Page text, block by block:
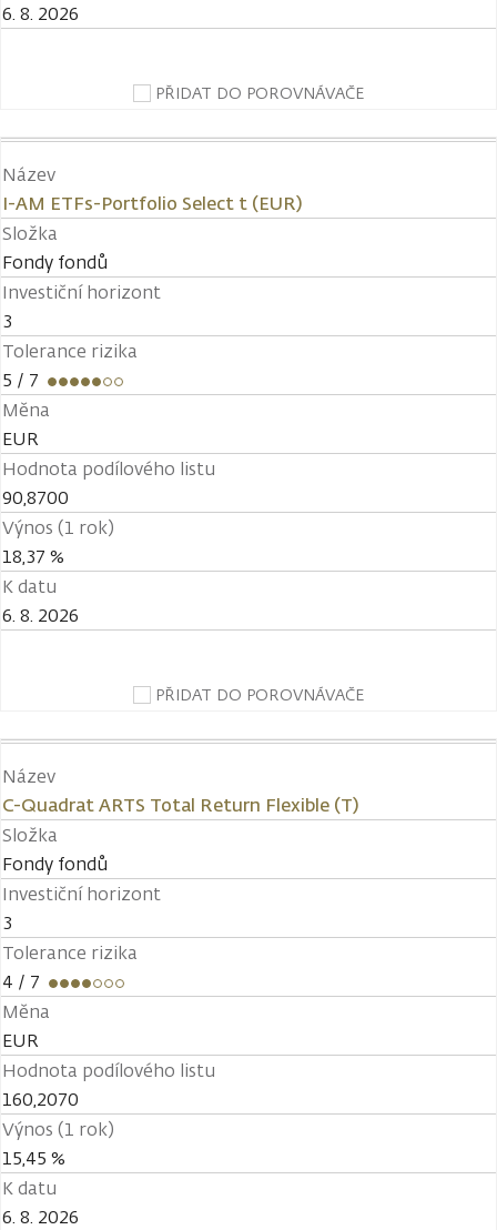
6. 8. 2026
PŘIDAT DO POROVNÁVAČE
Název
I-AM ETFs-Portfolio Select t (EUR)
Složka
Fondy fondů
Investiční horizont
3
Tolerance rizika
5 / 7
Měna
EUR
Hodnota podílového listu
90,8700
Výnos (1 rok)
18,37 %
K datu
6. 8. 2026
PŘIDAT DO POROVNÁVAČE
Název
C-Quadrat ARTS Total Return Flexible (T)
Složka
Fondy fondů
Investiční horizont
3
Tolerance rizika
4 / 7
Měna
EUR
Hodnota podílového listu
160,2070
Výnos (1 rok)
15,45 %
K datu
6. 8. 2026